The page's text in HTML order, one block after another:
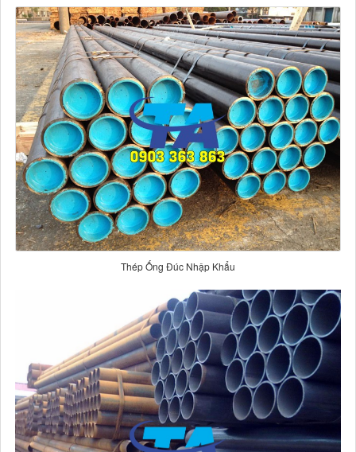
Thép Ống Đúc Nhập Khẩu